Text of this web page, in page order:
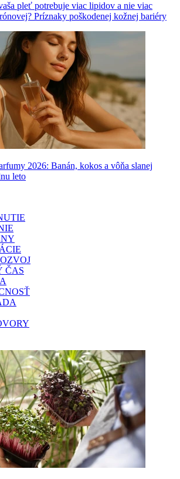
pleť potrebuje viac lipidov a nie viac
Príznaky poškodenej kožnej bariéry
2026: Banán, kokos a vôňa slanej
leto
ČAS